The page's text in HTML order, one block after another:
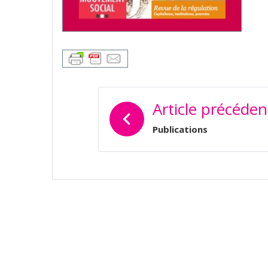
NAVIGATION
DE
L’ARTICLE
Article
Publications